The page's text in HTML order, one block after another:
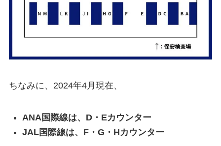
ちなみに、2024年4月現在、
ANA国際線は、D・Eカウンター
JAL国際線は、F・G・Hカウンター